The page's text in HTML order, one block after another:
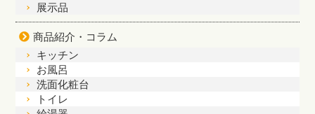
展示品
商品紹介・コラム
キッチン
お風呂
洗面化粧台
トイレ